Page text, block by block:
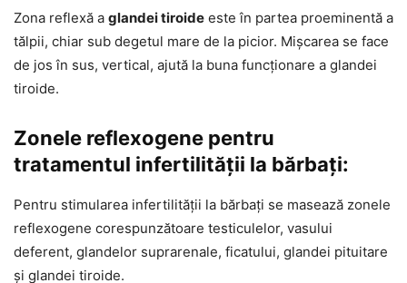
Zona reflexă a glandei tiroide este în partea proeminentă a
tălpii, chiar sub degetul mare de la picior. Mișcarea se face
de jos în sus, vertical, ajută la buna funcționare a glandei
tiroide.
Zonele reflexogene pentru
tratamentul infertilității la bărbați:
Pentru stimularea infertilității la bărbați se masează zonele
reflexogene corespunzătoare testiculelor, vasului
deferent, glandelor suprarenale, ficatului, glandei pituitare
și glandei tiroide.